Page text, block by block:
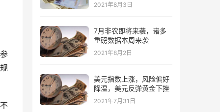
2021年8月3日
7月非农即将来袭，诸多
重磅数据本周来袭
2021年8月2日
美元指数上涨，风险偏好
降温，美元反弹黄金下挫
2021年7月31日